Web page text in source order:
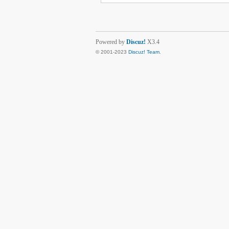
Powered by Discuz! X3.4
© 2001-2023 Discuz! Team